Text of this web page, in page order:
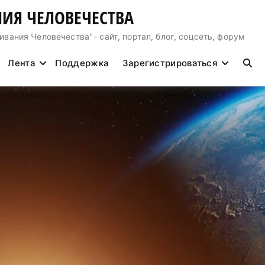
ЧЕЛОВЕЧЕСТВА
Человечества"- сайт, портал, блог, соцсеть, форум
Лента Поддержка Зарегистрироваться